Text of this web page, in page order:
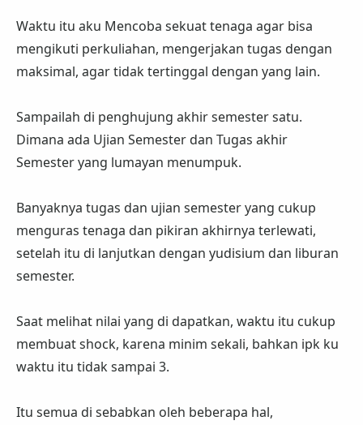
Waktu itu aku Mencoba sekuat tenaga agar bisa
mengikuti perkuliahan, mengerjakan tugas dengan
maksimal, agar tidak tertinggal dengan yang lain.
Sampailah di penghujung akhir semester satu.
Dimana ada Ujian Semester dan Tugas akhir
Semester yang lumayan menumpuk.
Banyaknya tugas dan ujian semester yang cukup
menguras tenaga dan pikiran akhirnya terlewati,
setelah itu di lanjutkan dengan yudisium dan liburan
semester.
Saat melihat nilai yang di dapatkan, waktu itu cukup
membuat shock, karena minim sekali, bahkan ipk ku
waktu itu tidak sampai 3.
Itu semua di sebabkan oleh beberapa hal,